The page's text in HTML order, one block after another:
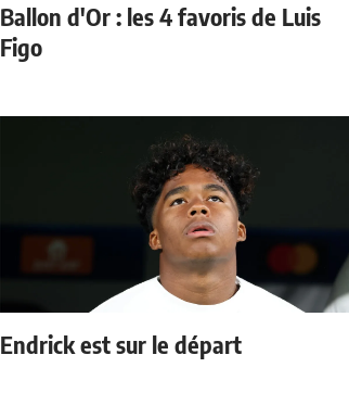
Ballon d'Or : les 4 favoris de Luis
Figo
Endrick est sur le départ